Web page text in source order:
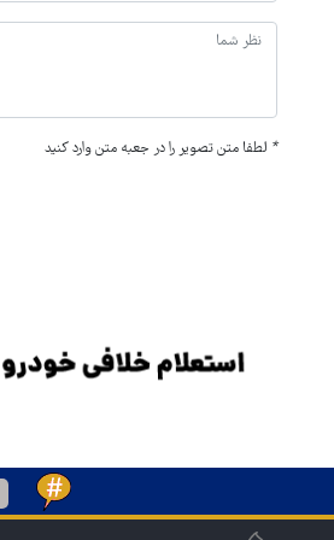
* لطفا متن تصویر را در جعبه متن وارد کنید